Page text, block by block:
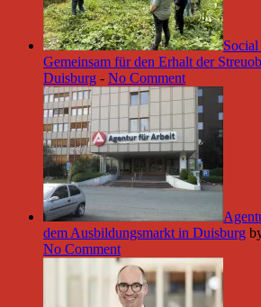
Gemeinsam für den Erhalt der
Duisburg - No Comment
dem Ausbildungsmarkt in Duisburg
No Comment